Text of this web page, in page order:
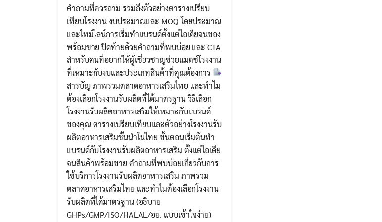
คำถามที่ควรถาม รวมถึงตัวอย่างตารางเปรียบ
เทียบโรงงาน งบประมาณและ MOQ โดยประมาณ
และไทม์ไลน์การเริ่มทำแบรนด์ตั้งแต่ไอเดียจนของ
พร้อมขาย ปิดท้ายด้วยคำถามที่พบบ่อย และ CTA
สำหรับคนที่อยากให้ผู้เชี่ยวชาญช่วยแมตช์โรงงาน
ที่เหมาะกับงบและประเภทสินค้าที่คุณต้องการ
สารบัญ ภาพรวมตลาดอาหารเสริมไทย และทำไม
ต้องเลือกโรงงานรับผลิตที่ได้มาตรฐาน วิธีเลือก
โรงงานรับผลิตอาหารเสริมให้เหมาะกับแบรนด์
ของคุณ ตารางเปรียบเทียบและตัวอย่างโรงงานรับ
ผลิตอาหารเสริมชั้นนำในไทย ขั้นตอนเริ่มต้นทำ
แบรนด์กับโรงงานรับผลิตอาหารเสริม ตั้งแต่ไอเดีย
จนสินค้าพร้อมขาย คำถามที่พบบ่อยเกี่ยวกับการ
ใช้บริการโรงงานรับผลิตอาหารเสริม ภาพรวม
ตลาดอาหารเสริมไทย และทำไมต้องเลือกโรงงาน
รับผลิตที่ได้มาตรฐาน (อธิบาย
GHPs/GMP/ISO/HALAL/อย. แบบเข้าใจง่าย)